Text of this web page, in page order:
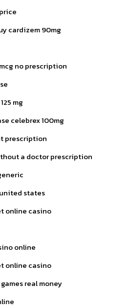
cardizem 90mg
no prescription
mg
celebrex 100mg
prescription
a doctor prescription
states
online casino
online
online casino
real money